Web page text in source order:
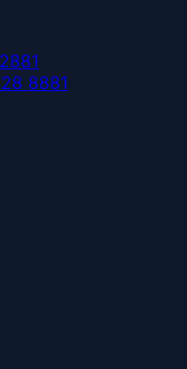
8881